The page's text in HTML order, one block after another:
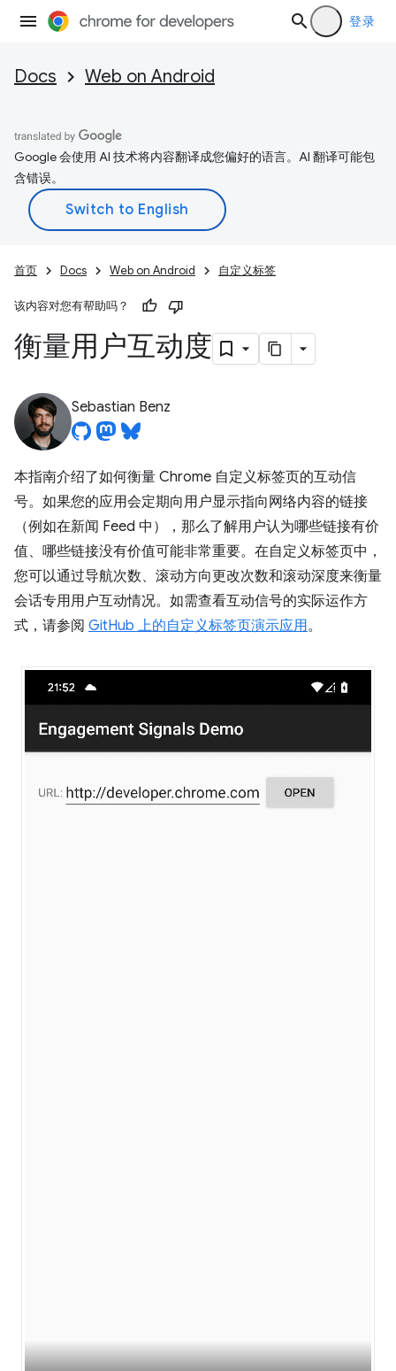
登录
Docs Web on Android
Google 会使用 AI 技术将内容翻译成您偏好的语言。AI 翻译可能包
含错误。
首页 Docs Web on Android 自定义标签
该内容对您有帮助吗？
衡量用户互动度
Sebastian Benz
本指南介绍了如何衡量 Chrome 自定义标签页的互动信
号。如果您的应用会定期向用户显示指向网络内容的链接
（例如在新闻 Feed 中），那么了解用户认为哪些链接有价
值、哪些链接没有价值可能非常重要。在自定义标签页中，
您可以通过导航次数、滚动方向更改次数和滚动深度来衡量
会话专用用户互动情况。如需查看互动信号的实际运作方
式，请参阅 GitHub 上的自定义标签页演示应用。